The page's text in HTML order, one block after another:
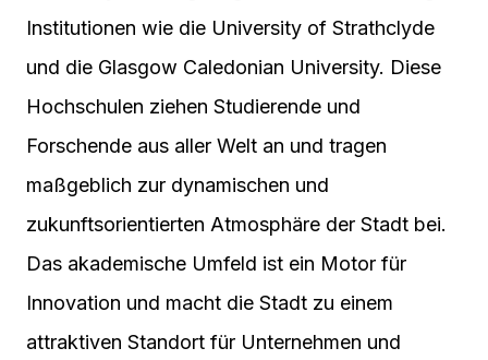
Institutionen wie die University of Strathclyde
und die Glasgow Caledonian University. Diese
Hochschulen ziehen Studierende und
Forschende aus aller Welt an und tragen
maßgeblich zur dynamischen und
zukunftsorientierten Atmosphäre der Stadt bei.
Das akademische Umfeld ist ein Motor für
Innovation und macht die Stadt zu einem
attraktiven Standort für Unternehmen und